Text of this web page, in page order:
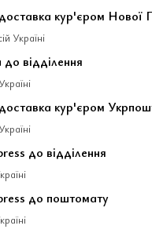
кур'єром Нової
Україні
відділення
кур'єром
до відділення
до поштомату